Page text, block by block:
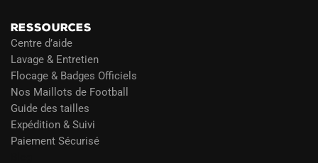
RESSOURCES
Centre d’aide
Lavage & Entretien
Flocage & Badges Officiels
Nos Maillots de Football
Guide des tailles
Expédition & Suivi
Paiement Sécurisé